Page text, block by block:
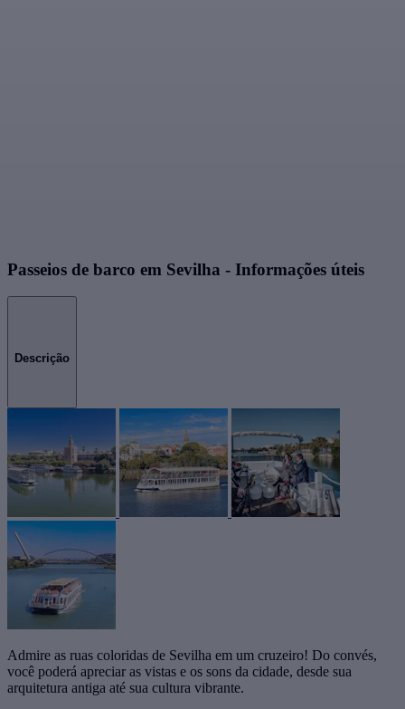
Passeios de barco em Sevilha - Informações úteis
Descrição
Admire as ruas coloridas de Sevilha em um cruzeiro! Do convés,
você poderá apreciar as vistas e os sons da cidade, desde sua
arquitetura antiga até sua cultura vibrante.